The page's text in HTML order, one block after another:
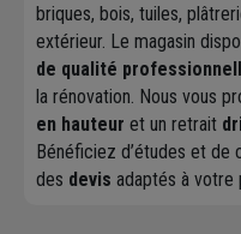
briques, bois, tuiles,
extérieur. Le magasin
de qualité
la rénovation. Nous vous
en hauteur et un retrait
Bénéficiez d’études et de
des devis adaptés à votre